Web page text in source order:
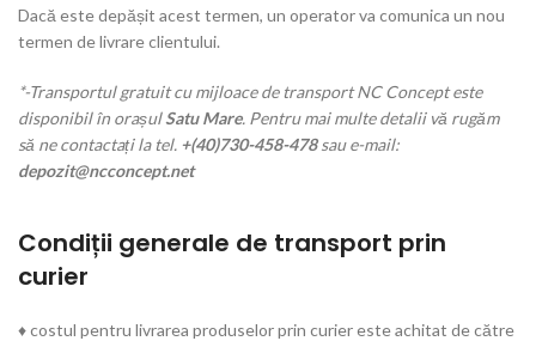
Dacă este depășit acest termen, un operator va comunica un nou
termen de livrare clientului.
*-Transportul gratuit cu mijloace de transport NC Concept este
disponibil în orașulSatu Mare. Pentru mai multe detalii vă rugăm
să ne contactați la tel. +(40)730-458-478sau e-mail:
depozit@ncconcept.net
Condiții generale de transport prin
curier
♦ costul pentru livrarea produselor prin curier este achitat de către